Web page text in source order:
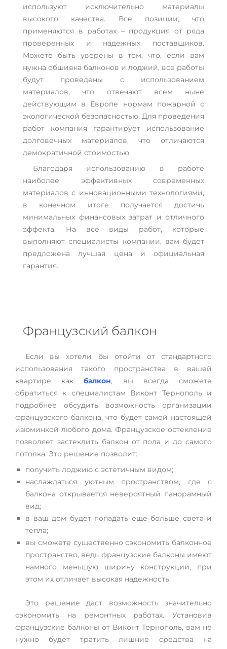
используют исключительно материалы
высокого качества. Все позиции, что
применяются в работах – продукция от ряда
проверенных и надежных поставщиков.
Можете быть уверены в том, что, если вам
нужна обшивка балконов и лоджий, все работы
будут проведены с использованием
материалов, что отвечают всем ныне
действующим в Европе нормам пожарной с
экологической безопасностью. Для проведения
работ компания гарантирует использование
долговечных материалов, что отличаются
демократичной стоимостью.
Благодаря использованию в работе
наиболее эффективных современных
материалов с инновационными технологиями,
в конечном итоге получается достичь
минимальных финансовых затрат и отличного
эффекта. На все виды работ, которые
выполняют специалисты компании, вам будет
предложена лучшая цена и официальная
гарантия.
Французский балкон
Если вы хотели бы отойти от стандартного
использования такого пространства в вашей
квартире какбалкон, вы всегда сможете
обратиться к специалистам Виконт Тернополь и
подробнее обсудить возможность организации
французского балкона, что будет самой настоящей
изюминкой любого дома. Французское остекление
позволяет застеклить балкон от пола и до самого
потолка. Это решение позволит:
получить лоджию с эстетичным видом;
наслаждаться уютным пространством, где с
балкона открывается невероятный панорамный
вид;
в ваш дом будет попадать еще больше света и
тепла;
вы сможете существенно сэкономить балконное
пространство, ведь французские балконы имеют
намного меньшую ширину конструкции, при
этом их отличает высокая надежность.
Это решение даст возможность значительно
сэкономить на ремонтных работах. Установив
французские балконы от Виконт Тернополь, вам не
нужно будет тратить лишние средства на